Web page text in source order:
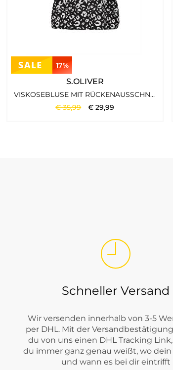
17%
S.OLIVER
VISKOSEBLUSE MIT RÜCKENAUSSCHNITT SCHWARZ
€35,99 €29,99
Schneller Versand
Wir versenden innerhalb von 3-5
per DHL. Mit der
du von uns einen DHL Tracking Link,
du immer ganz genau weißt, wo dein
und wann es bei dir eintrifft